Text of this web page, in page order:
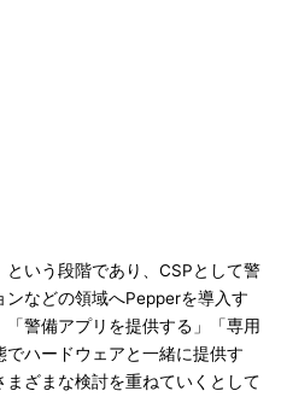
いう段階であり、CSPとして警
などの領域へPepperを導入す
警備アプリを提供する」「専用
ハードウェアと一緒に提供す
ざまな検討を重ねていくとして